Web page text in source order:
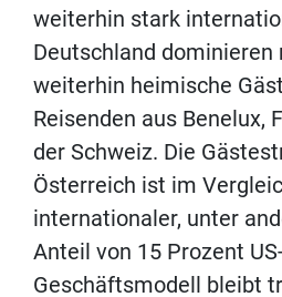
weiterhin stark
Deutschland dominieren
weiterhin heimische
Reisenden aus Benelux,
der Schweiz. Die
Österreich ist im
internationaler, unter
Anteil von 15 Prozent
Geschäftsmodell bleibt